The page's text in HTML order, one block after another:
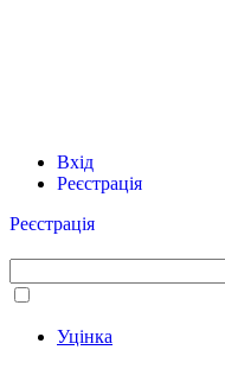
Вхід
Реєстрація
Реєстрація
Уцінка